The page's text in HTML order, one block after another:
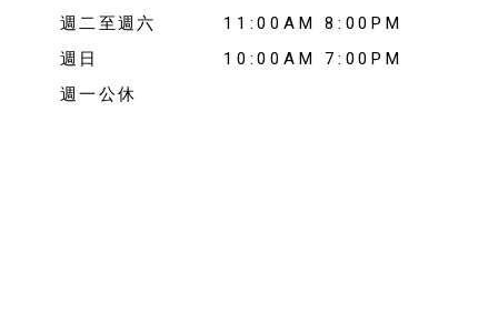
週二至週六
11:00AM 8:00PM
週日
10:00AM 7:00PM
週一公休